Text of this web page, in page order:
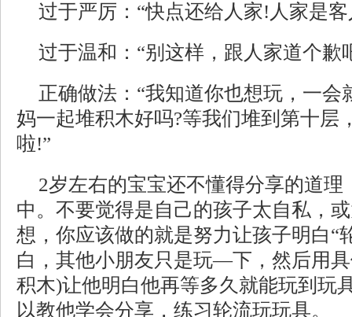
过于严厉：“快点还给人家!人家是客
过于温和：“别这样，跟人家道个歉
正确做法：“我知道你也想玩，一会
妈一起堆积木好吗?等我们堆到第十层
啦!”
2岁左右的宝宝还不懂得分享的道理
中。不要觉得是自己的孩子太自私，
想，你应该做的就是努力让孩子明白“
白，其他小朋友只是玩—下，然后用
积木)让他明白他再等多久就能玩到玩
以教他学会分享，练习轮流玩玩具。